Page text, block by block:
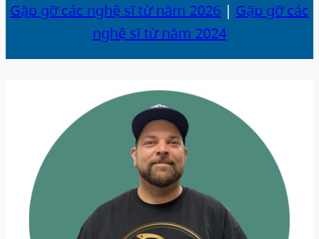
Gặp gỡ các nghệ sĩ từ năm 2026 | Gặp gỡ các
nghệ sĩ từ năm 2024